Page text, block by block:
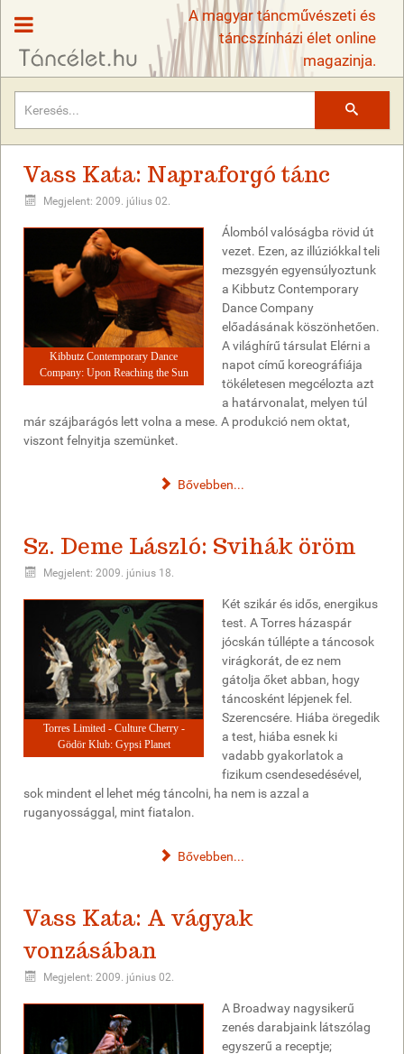
A magyar táncművészeti és
táncszínházi élet online
magazinja.
Vass Kata: Napraforgó tánc
Megjelent: 2009. július 02.
Kibbutz Contemporary Dance
Company: Upon Reaching the Sun
Álomból valóságba rövid út
vezet. Ezen, az illúziókkal teli
mezsgyén egyensúlyoztunk
a Kibbutz Contemporary
Dance Company
előadásának köszönhetően.
A világhírű társulat Elérni a
napot című koreográfiája
tökéletesen megcélozta azt
a határvonalat, melyen túl
már szájbarágós lett volna a mese. A produkció nem oktat,
viszont felnyitja szemünket.
Bővebben...
Sz. Deme László: Svihák öröm
Megjelent: 2009. június 18.
Torres Limited - Culture Cherry -
Gödör Klub: Gypsi Planet
Két szikár és idős, energikus
test. A Torres házaspár
jócskán túllépte a táncosok
virágkorát, de ez nem
gátolja őket abban, hogy
táncosként lépjenek fel.
Szerencsére. Hiába öregedik
a test, hiába esnek ki
vadabb gyakorlatok a
fizikum csendesedésével,
sok mindent el lehet még táncolni, ha nem is azzal a
ruganyossággal, mint fiatalon.
Bővebben...
Vass Kata: A vágyak
vonzásában
Megjelent: 2009. június 02.
A Broadway nagysikerű
zenés darabjaink látszólag
egyszerű a receptje;